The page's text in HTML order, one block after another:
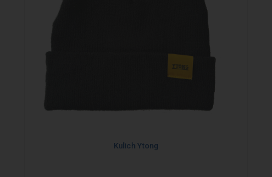
Kulich Ytong